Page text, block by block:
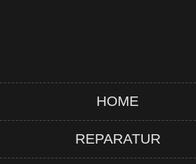
HOME
REPARATUR